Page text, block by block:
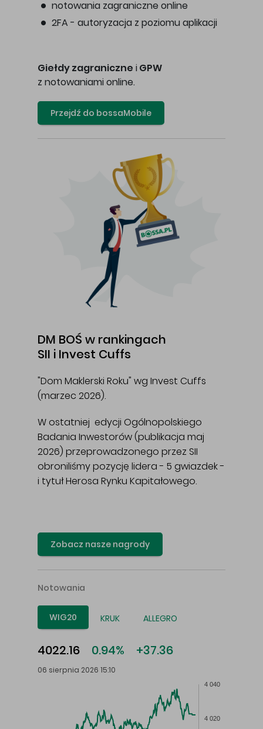
notowania zagraniczne online
2FA - autoryzacja z poziomu aplikacji
Giełdy zagraniczne i GPW
z notowaniami online.
Przejdź do bossaMobile
DM BOŚ w rankingach
SII i Invest Cuffs
"Dom Maklerski Roku" wg Invest Cuffs
(marzec 2026).
W ostatniej edycji Ogólnopolskiego
Badania Inwestorów (publikacja maj
2026) przeprowadzonego przez SII
obroniliśmy pozycję lidera - 5 gwiazdek -
i tytuł Herosa Rynku Kapitałowego.
Zobacz nasze nagrody
Notowania
WIG20 KRUK ALLEGRO
4022.16 0.94% +37.36
06 sierpnia 2026 15:10
4 020
4 040